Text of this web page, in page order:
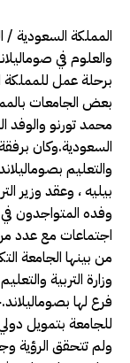
المملكة السعودية /
والعلوم في
برحلة عمل للمملكة
بعض الجامعات
محمد تورنو والوفد
السعودية.وكان برفقة
والتعليم
بيليه ، وعقد وزير
وفده المتواجدون في
اجتماعات مع عدد من
من بينها الجامعة
فرع لها
للجامعة بتمويل